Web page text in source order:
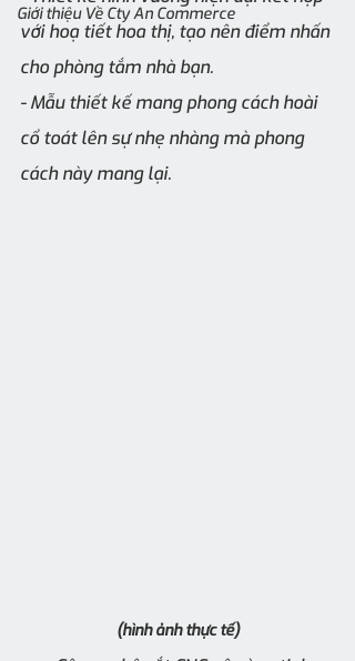
Giới thiệu Về Cty An Commerce
với hoạ tiết hoa thị, tạo nên điểm nhấn
cho phòng tắm nhà bạn.
- Mẫu thiết kế mang phong cách hoài
cổ toát lên sự nhẹ nhàng mà phong
cách này mang lại.
(hình ảnh thực tế)